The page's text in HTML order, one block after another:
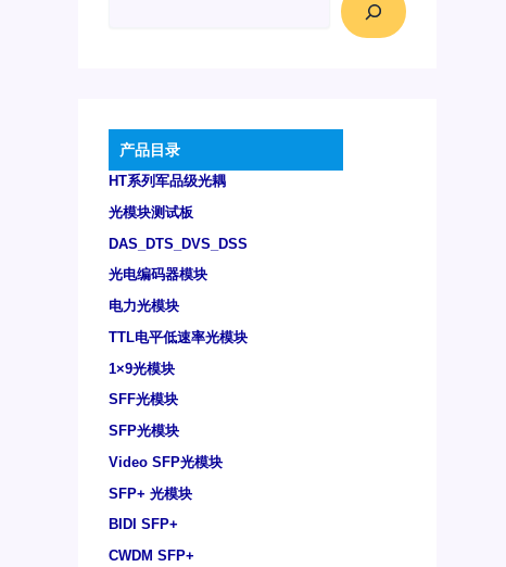
产品目录
HT系列军品级光耦
光模块测试板
DAS_DTS_DVS_DSS
光电编码器模块
电力光模块
TTL电平低速率光模块
1×9光模块
SFF光模块
SFP光模块
Video SFP光模块
SFP+ 光模块
BIDI SFP+
CWDM SFP+